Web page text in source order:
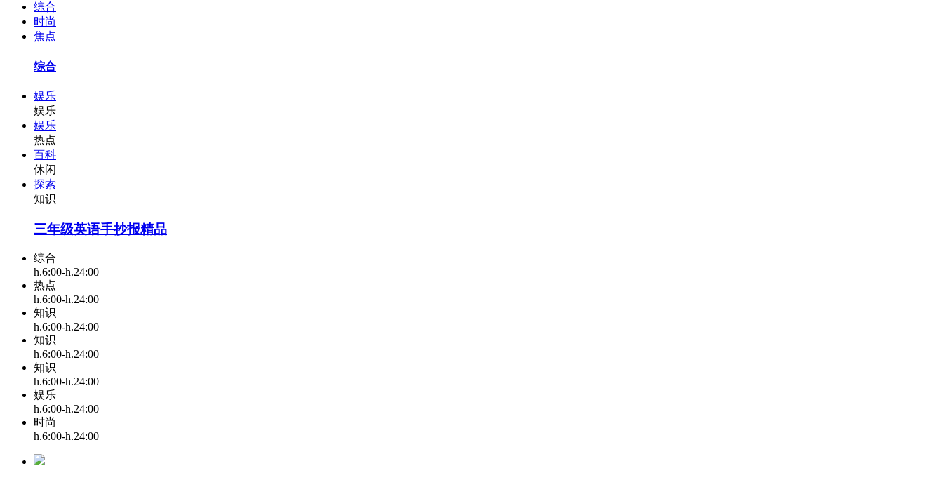
综合
时尚
焦点
综合
娱乐
娱乐
娱乐
热点
百科
休闲
探索
知识
三年级英语手抄报精品
综合
h.6:00-h.24:00
热点
h.6:00-h.24:00
知识
h.6:00-h.24:00
知识
h.6:00-h.24:00
知识
h.6:00-h.24:00
娱乐
h.6:00-h.24:00
时尚
h.6:00-h.24:00